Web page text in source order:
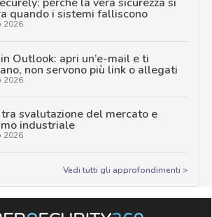
quando i sistemi falliscono
2026
Outlook: apri un’e-mail e ti
non servono più link o allegati
2026
tra svalutazione del mercato e
industriale
2026
Vedi tutti gli approfondimenti >